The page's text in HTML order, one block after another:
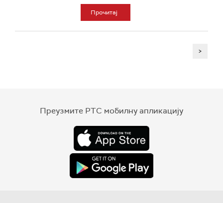
Прочитај
>
Преузмите РТС мобилну апликацију